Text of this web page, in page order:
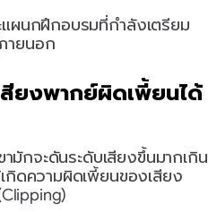
แผนกฝึกอบรมที่กำลังเตรียม
ายนอก
สียงพากย์ผิดเพี้ยนได้
มักจะดันระดับเสียงขึ้นมากเกิน
กิดความผิดเพี้ยนของเสียง